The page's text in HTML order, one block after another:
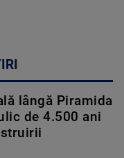
lângă Piramida
de 4.500 ani